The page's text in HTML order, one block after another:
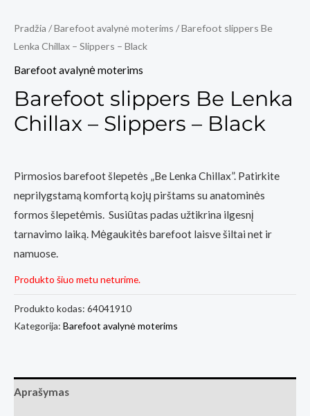
Pradžia /Barefoot avalynė moterims / Barefoot slippers Be
Lenka Chillax – Slippers – Black
Barefoot avalynė moterims
Barefoot slippers Be Lenka
Chillax – Slippers – Black
Pirmosios barefoot šlepetės „Be Lenka Chillax”. Patirkite
neprilygstamą komfortą kojų pirštams su anatominės
formos šlepetėmis. Susiūtas padas užtikrina ilgesnį
tarnavimo laiką. Mėgaukitės barefoot laisve šiltai net ir
namuose.
Produkto šiuo metu neturime.
Produkto kodas: 64041910
Kategorija: Barefoot avalynė moterims
Aprašymas